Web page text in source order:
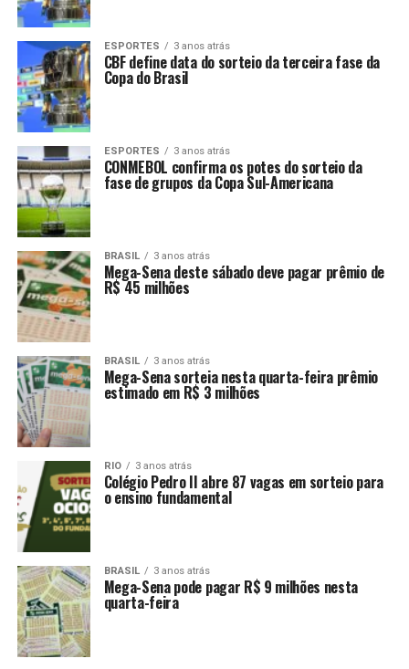
ESPORTES 3 anos atrás
CBF define data do sorteio da terceira fase da
Copa do Brasil
ESPORTES 3 anos atrás
CONMEBOL confirma os potes do sorteio da
fase de grupos da Copa Sul-Americana
BRASIL 3 anos atrás
Mega-Sena deste sábado deve pagar prêmio de
R$ 45 milhões
BRASIL 3 anos atrás
Mega-Sena sorteia nesta quarta-feira prêmio
estimado em R$ 3 milhões
RIO 3 anos atrás
Colégio Pedro II abre 87 vagas em sorteio para
o ensino fundamental
BRASIL 3 anos atrás
Mega-Sena pode pagar R$ 9 milhões nesta
quarta-feira